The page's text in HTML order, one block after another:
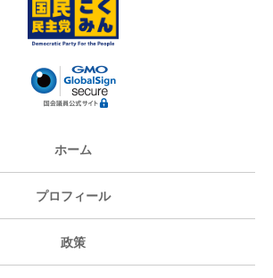
ホーム
プロフィール
政策